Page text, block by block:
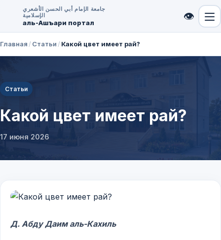
جامعة الإمام أبي الحسن الأشعري
الإسلامية
аль-Ашъари портал 👁
Главная / Статьи / Какой цвет имеет рай?
Статьи
Какой цвет имеет рай?
17 июня 2026
Д. Абду Даим аль-Кахиль